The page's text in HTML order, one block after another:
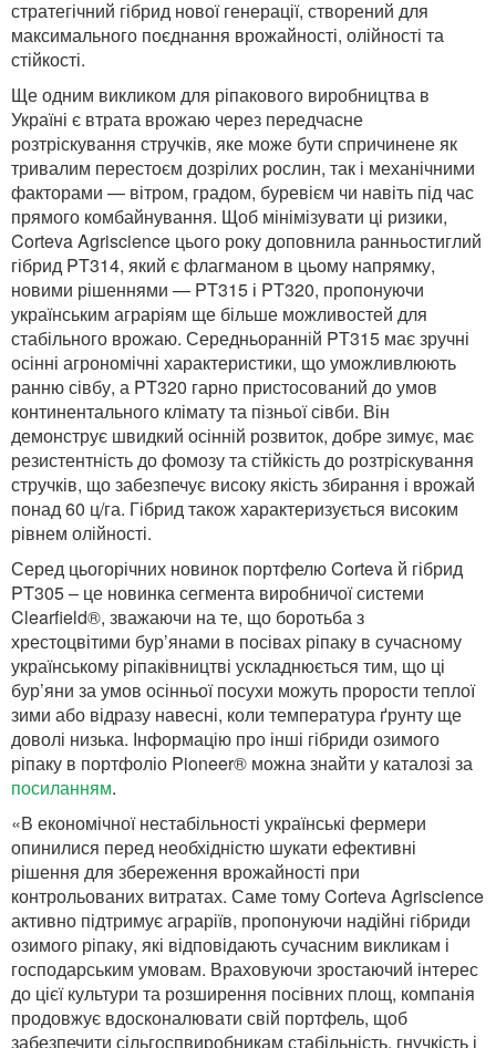
стратегічний гібрид нової генерації, створений для
максимального поєднання врожайності, олійності та
стійкості.
Ще одним викликом для ріпакового виробництва в
Україні є втрата врожаю через передчасне
розтріскування стручків, яке може бути спричинене як
тривалим перестоєм дозрілих рослин, так і механічними
факторами — вітром, градом, буревієм чи навіть під час
прямого комбайнування. Щоб мінімізувати ці ризики,
Corteva Agriscience цього року доповнила ранньостиглий
гібрид PT314, який є флагманом в цьому напрямку,
новими рішеннями — PT315 і PT320, пропонуючи
українським аграріям ще більше можливостей для
стабільного врожаю. Середньоранній PT315 має зручні
осінні агрономічні характеристики, що уможливлюють
ранню сівбу, а PT320 гарно пристосований до умов
континентального клімату та пізньої сівби. Він
демонструє швидкий осінній розвиток, добре зимує, має
резистентність до фомозу та стійкість до розтріскування
стручків, що забезпечує високу якість збирання і врожай
понад 60 ц/га. Гібрид також характеризується високим
рівнем олійності.
Серед цьогорічних новинок портфелю Corteva й гібрид
PT305 – це новинка сегмента виробничої системи
Clearfield®, зважаючи на те, що боротьба з
хрестоцвітими бур’янами в посівах ріпаку в сучасному
українському ріпаківництві ускладнюється тим, що ці
бур’яни за умов осінньої посухи можуть прорости теплої
зими або відразу навесні, коли температура ґрунту ще
доволі низька. Інформацію про інші гібриди озимого
ріпаку в портфоліо Pioneer® можна знайти у каталозі за
посиланням.
«В економічної нестабільності українські фермери
опинилися перед необхідністю шукати ефективні
рішення для збереження врожайності при
контрольованих витратах. Саме тому Corteva Agriscience
активно підтримує аграріїв, пропонуючи надійні гібриди
озимого ріпаку, які відповідають сучасним викликам і
господарським умовам. Враховуючи зростаючий інтерес
до цієї культури та розширення посівних площ, компанія
продовжує вдосконалювати свій портфель, щоб
забезпечити сільгоспвиробникам стабільність, гнучкість і